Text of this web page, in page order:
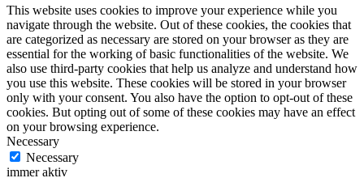
This website uses cookies to improve your experience while you
navigate through the website. Out of these cookies, the cookies that
are categorized as necessary are stored on your browser as they are
essential for the working of basic functionalities of the website. We
also use third-party cookies that help us analyze and understand how
you use this website. These cookies will be stored in your browser
only with your consent. You also have the option to opt-out of these
cookies. But opting out of some of these cookies may have an effect
on your browsing experience.
Necessary
Necessary
immer aktiv